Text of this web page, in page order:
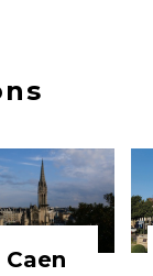
Caen